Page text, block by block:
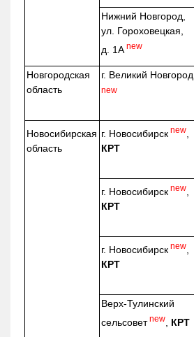
Нижний Новгород,
ул. Гороховецкая,
д. 1А new
Новгородская
область
г. Великий Новгород
new
Новосибирская
область
г. Новосибирск new
КРТ
г. Новосибирск new
КРТ
г. Новосибирск new
КРТ
Верх-Тулинский
сельсовет new КРТ